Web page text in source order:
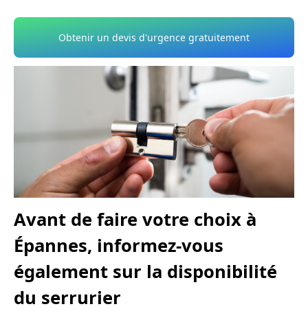
Obtenir un devis d'urgence gratuitement
Avant de faire votre choix à
Épannes, informez-vous
également sur la disponibilité
du serrurier